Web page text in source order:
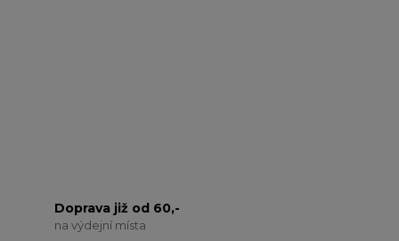
Doprava již od 60,-
na výdejní místa